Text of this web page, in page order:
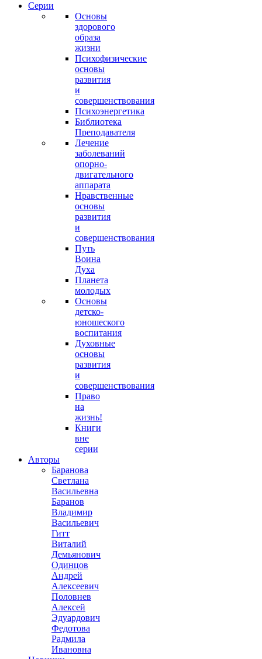
Серии
Основы
здорового
образа
жизни
Психофизические
основы
развития
и
совершенствования
Психоэнергетика
Библиотека
Преподавателя
Лечение
заболеваний
опорно-
двигательного
аппарата
Нравственные
основы
развития
и
совершенствования
Путь
Воина
Духа
Планета
молодых
Основы
детско-
юношеского
воспитания
Духовные
основы
развития
и
совершенствования
Право
на
жизнь!
Книги
вне
серии
Авторы
Баранова
Светлана
Васильевна
Баранов
Владимир
Васильевич
Гитт
Виталий
Демьянович
Одинцов
Андрей
Алексеевич
Половнев
Алексей
Эдуардович
Федотова
Радмила
Ивановна